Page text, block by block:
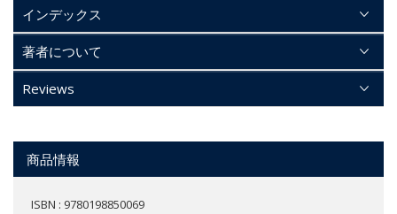
インデックス
著者について
Reviews
商品情報
ISBN : 9780198850069